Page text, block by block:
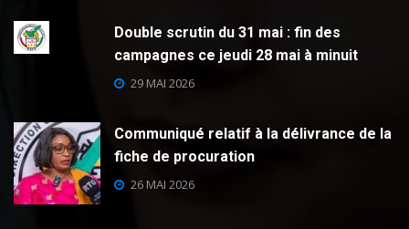
Double scrutin du 31 mai : fin des
campagnes ce jeudi 28 mai à minuit
29 MAI 2026
Communiqué relatif à la délivrance de la
fiche de procuration
26 MAI 2026